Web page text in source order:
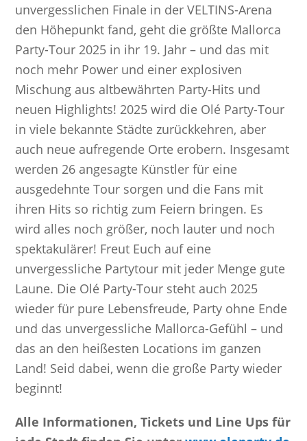
unvergesslichen Finale in der VELTINS-Arena
den Höhepunkt fand, geht die größte Mallorca
Party-Tour 2025 in ihr 19. Jahr – und das mit
noch mehr Power und einer explosiven
Mischung aus altbewährten Party-Hits und
neuen Highlights! 2025 wird die Olé Party-Tour
in viele bekannte Städte zurückkehren, aber
auch neue aufregende Orte erobern. Insgesamt
werden 26 angesagte Künstler für eine
ausgedehnte Tour sorgen und die Fans mit
ihren Hits so richtig zum Feiern bringen. Es
wird alles noch größer, noch lauter und noch
spektakulärer! Freut Euch auf eine
unvergessliche Partytour mit jeder Menge gute
Laune. Die Olé Party-Tour steht auch 2025
wieder für pure Lebensfreude, Party ohne Ende
und das unvergessliche Mallorca-Gefühl – und
das an den heißesten Locations im ganzen
Land! Seid dabei, wenn die große Party wieder
beginnt!
Alle Informationen, Tickets und Line Ups für